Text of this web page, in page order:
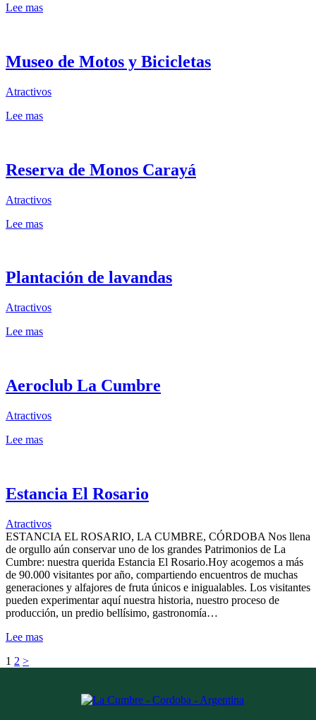
Lee mas
Museo de Motos y Bicicletas
Atractivos
Lee mas
Reserva de Monos Carayá
Atractivos
Lee mas
Plantación de lavandas
Atractivos
Lee mas
Aeroclub La Cumbre
Atractivos
Lee mas
Estancia El Rosario
Atractivos
ESTANCIA EL ROSARIO, LA CUMBRE, CÓRDOBA Nos llena
de orgullo aún conservar uno de los grandes Patrimonios de La
Cumbre: nuestra querida Estancia El Rosario.Hoy acogemos a más
de 90.000 visitantes por año, compartiendo encuentros de muchas
generaciones y alfajores de fruta únicos e inigualables. Los visitantes
pueden experimentar aquí nuestra historia, nuestro proceso de
producción, un predio bellísimo, gastronomía…
Lee mas
Paginación
Página
1 Página
2 >